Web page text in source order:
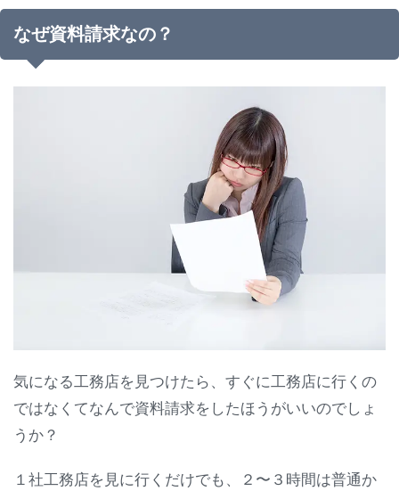
なぜ資料請求なの？
気になる工務店を見つけたら、すぐに工務店に行くの
ではなくてなんで資料請求をしたほうがいいのでしょ
うか？
１社工務店を見に行くだけでも、２〜３時間は普通か